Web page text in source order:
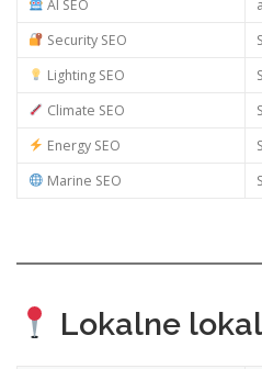
AI SEO
Security SEO
Lighting SEO
Climate SEO
Energy SEO
Marine SEO
Lokalne